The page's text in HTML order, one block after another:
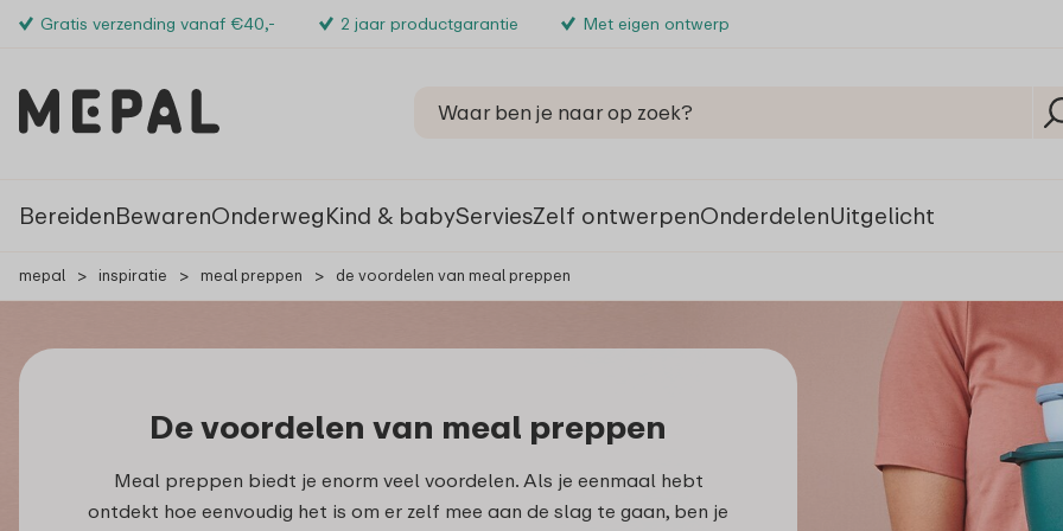
Gratis verzending vanaf €40,- 2 jaar productgarantie Met eigen ontwerp
BereidenBewarenOnderwegKind & babyServiesZelf ontwerpenOnderdelenUitgelicht
mepal > inspiratie > meal preppen > de voordelen van meal preppen
De voordelen van meal preppen
Meal preppen biedt je enorm veel voordelen. Als je eenmaal hebt
ontdekt hoe eenvoudig het is om er zelf mee aan de slag te gaan, ben je